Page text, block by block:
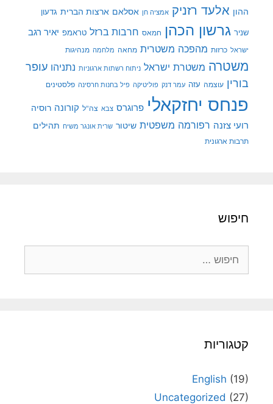
ההון אלעד רזניק אמציה חן אסלאם ארצות הברית גדעון
שניר גרשון הכהן חמאס חרבות ברזל טראמפ יאיר רגב
ישראל כרזות מהפכה משטרית מחאה מלחמה מנהיגות
משטרה משטרת ישראל ניתוח רשתות ארגוניות נתניהו עופר
בורין עוצמה עזה עמר דנק פוליטיקה פיל בחנות חרסינה פלסטינים
פנחס יחזקאלי פרוגרס צבא צה"ל קורונה רוסיה
רועי צזנה רפורמה משפטית שיטור שרית אונגר משיח תהילים
תרבות ארגונית
חיפוש
קטגוריות
English (19)
Uncategorized (27)